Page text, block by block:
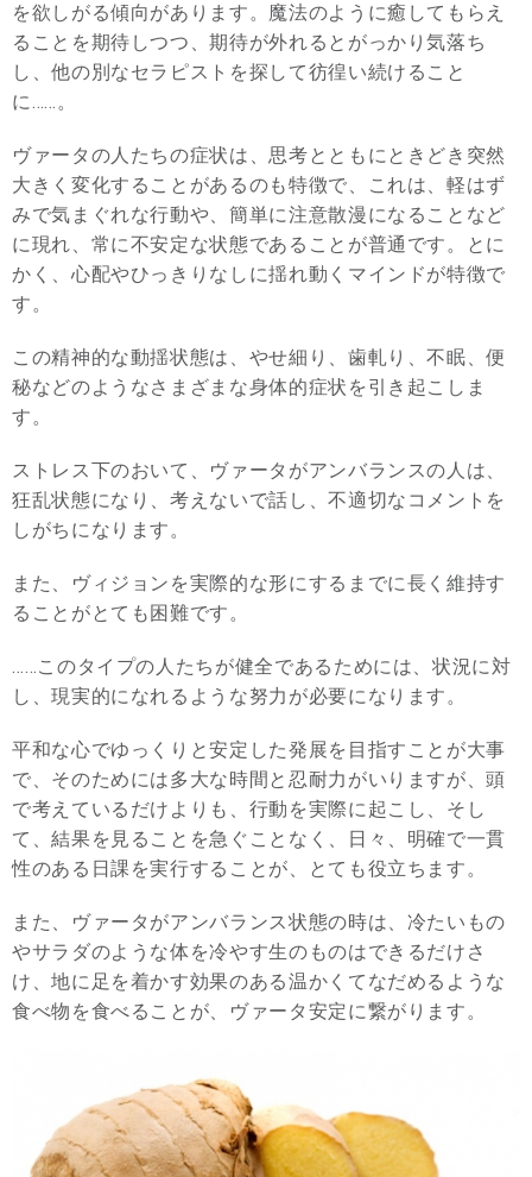
を欲しがる傾向があります。魔法のように癒してもらえ
ることを期待しつつ、期待が外れるとがっかり気落ち
し、他の別なセラピストを探して彷徨い続けること
に……。
ヴァータの人たちの症状は、思考とともにときどき突然
大きく変化することがあるのも特徴で、これは、軽はず
みで気まぐれな行動や、簡単に注意散漫になることなど
に現れ、常に不安定な状態であることが普通です。とに
かく、心配やひっきりなしに揺れ動くマインドが特徴で
す。
この精神的な動揺状態は、やせ細り、歯軋り、不眠、便
秘などのようなさまざまな身体的症状を引き起こしま
す。
ストレス下のおいて、ヴァータがアンバランスの人は、
狂乱状態になり、考えないで話し、不適切なコメントを
しがちになります。
また、ヴィジョンを実際的な形にするまでに長く維持す
ることがとても困難です。
……このタイプの人たちが健全であるためには、状況に対
し、現実的になれるような努力が必要になります。
平和な心でゆっくりと安定した発展を目指すことが大事
で、そのためには多大な時間と忍耐力がいりますが、頭
で考えているだけよりも、行動を実際に起こし、そし
て、結果を見ることを急ぐことなく、日々、明確で一貫
性のある日課を実行することが、とても役立ちます。
また、ヴァータがアンバランス状態の時は、冷たいもの
やサラダのような体を冷やす生のものはできるだけさ
け、地に足を着かす効果のある温かくてなだめるような
食べ物を食べることが、ヴァータ安定に繋がります。